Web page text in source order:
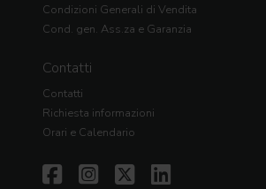
Condizioni Generali di Vendita
Cond. gen. Ass.za e Garanzia
Contatti
Contatti
Richiesta informazioni
Orari e Calendario